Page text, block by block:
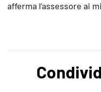
afferma l’assessore ai